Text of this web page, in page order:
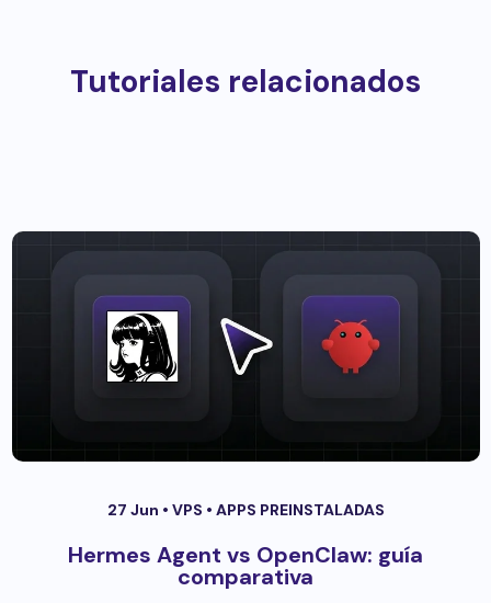
Tutoriales relacionados
27 Jun • VPS • APPS PREINSTALADAS
Hermes Agent vs OpenClaw: guía
comparativa